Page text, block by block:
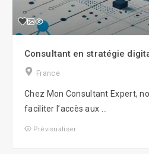
Consultant en stratégie
France
Chez Mon Consultant Expert,
faciliter l’accès aux ...
Prévisualiser